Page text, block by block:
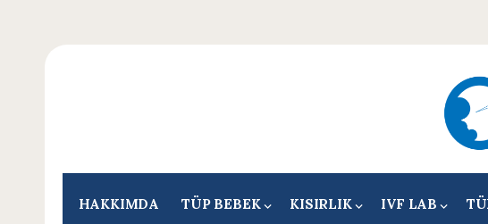
HAKKIMDA TÜP BEBEK KISIRLIK IVF LAB